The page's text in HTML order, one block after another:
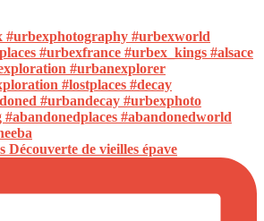
Découverte de vieilles épave